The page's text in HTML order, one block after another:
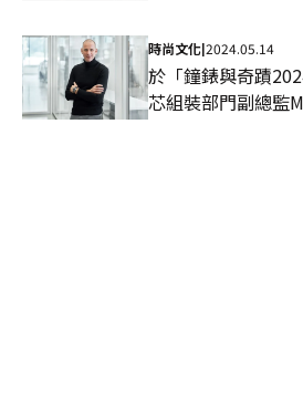
時尚文化|2024.05.14
於「鐘錶與奇蹟
芯組裝部門副總監